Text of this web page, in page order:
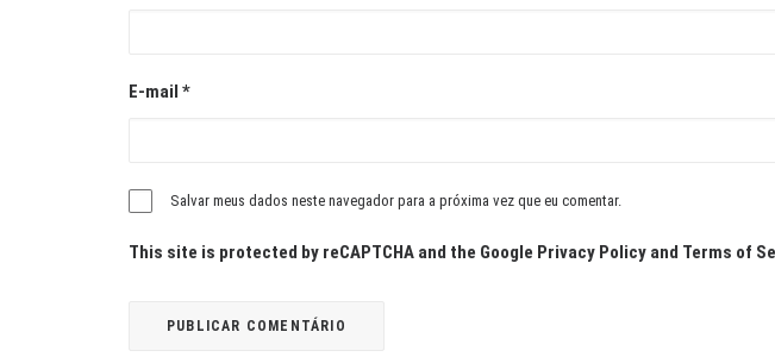
E-mail *
Salvar meus dados neste navegador para a próxima vez que eu comentar.
This site is protected by reCAPTCHA and the Google Privacy Policy and Terms of